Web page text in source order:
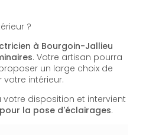
?
à Bourgoin-Jallieu
. Votre artisan pourra
un large choix de
intérieur.
votre disposition et intervient
la pose d'éclairages.